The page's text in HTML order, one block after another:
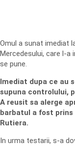
Omul a sunat imediat
Mercedesului, care l-a
se pune.
Imediat dupa ce au
supuna controlului,
A reusit sa alerge
barbatul a fost
Rutiera.
In urma testarii, s-a